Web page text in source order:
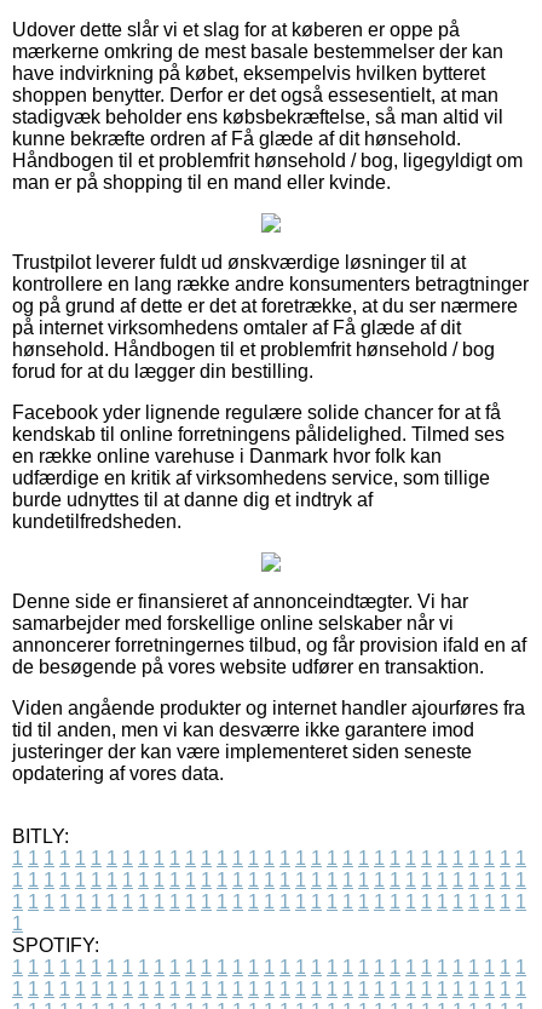
Udover dette slår vi et slag for at køberen er oppe på
mærkerne omkring de mest basale bestemmelser der kan
have indvirkning på købet, eksempelvis hvilken bytteret
shoppen benytter. Derfor er det også essesentielt, at man
stadigvæk beholder ens købsbekræftelse, så man altid vil
kunne bekræfte ordren af Få glæde af dit hønsehold.
Håndbogen til et problemfrit hønsehold / bog, ligegyldigt om
man er på shopping til en mand eller kvinde.
Trustpilot leverer fuldt ud ønskværdige løsninger til at
kontrollere en lang række andre konsumenters betragtninger
og på grund af dette er det at foretrække, at du ser nærmere
på internet virksomhedens omtaler af Få glæde af dit
hønsehold. Håndbogen til et problemfrit hønsehold / bog
forud for at du lægger din bestilling.
Facebook yder lignende regulære solide chancer for at få
kendskab til online forretningens pålidelighed. Tilmed ses
en række online varehuse i Danmark hvor folk kan
udfærdige en kritik af virksomhedens service, som tillige
burde udnyttes til at danne dig et indtryk af
kundetilfredsheden.
Denne side er finansieret af annonceindtægter. Vi har
samarbejder med forskellige online selskaber når vi
annoncerer forretningernes tilbud, og får provision ifald en af
de besøgende på vores website udfører en transaktion.
Viden angående produkter og internet handler ajourføres fra
tid til anden, men vi kan desværre ikke garantere imod
justeringer der kan være implementeret siden seneste
opdatering af vores data.
BITLY:
1 1 1 1 1 1 1 1 1 1 1 1 1 1 1 1 1 1 1 1 1 1 1 1 1 1 1 1 1 1 1 1 1
1 1 1 1 1 1 1 1 1 1 1 1 1 1 1 1 1 1 1 1 1 1 1 1 1 1 1 1 1 1 1 1 1
1 1 1 1 1 1 1 1 1 1 1 1 1 1 1 1 1 1 1 1 1 1 1 1 1 1 1 1 1 1 1 1 1
1
SPOTIFY:
1 1 1 1 1 1 1 1 1 1 1 1 1 1 1 1 1 1 1 1 1 1 1 1 1 1 1 1 1 1 1 1 1
1 1 1 1 1 1 1 1 1 1 1 1 1 1 1 1 1 1 1 1 1 1 1 1 1 1 1 1 1 1 1 1 1